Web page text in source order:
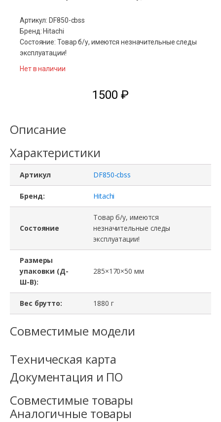
Артикул: DF850-cbss
Бренд: Hitachi
Состояние: Товар б/у, имеются незначительные следы
эксплуатации!
Нет в наличии
1500 ₽
Описание
Характеристики
Артикул DF850-cbss
Бренд: Hitachi
Состояние
Товар б/у, имеются
незначительные следы
эксплуатации!
Размеры
упаковки (Д-
Ш-В):
285×170×50 мм
Вес брутто: 1880 г
Совместимые модели
Техническая карта
Документация и ПО
Совместимые товары
Аналогичные товары